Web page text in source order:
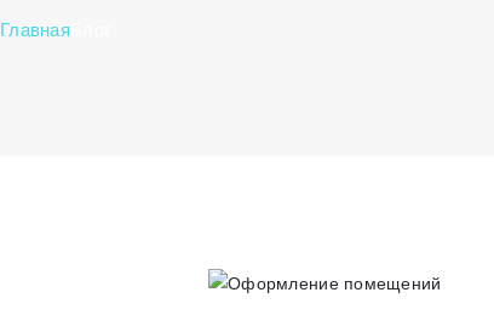
Главная